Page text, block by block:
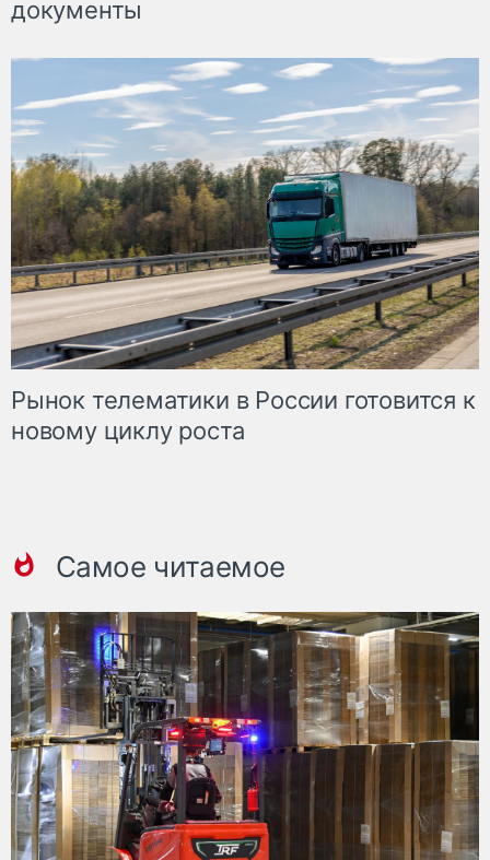
документы
Рынок телематики в России готовится к
новому циклу роста
Самое читаемое